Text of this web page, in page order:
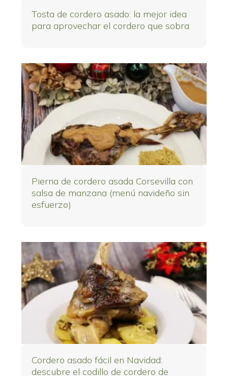
Tosta de cordero asado: la mejor idea
para aprovechar el cordero que sobra
Pierna de cordero asada Corsevilla con
salsa de manzana (menú navideño sin
esfuerzo)
Cordero asado fácil en Navidad:
descubre el codillo de cordero de